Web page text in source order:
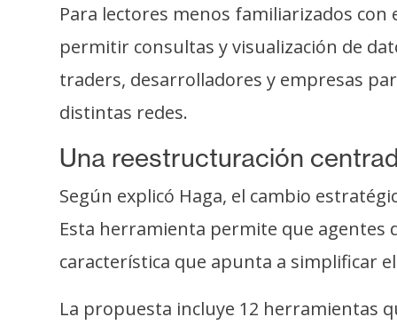
o
y
u
b
i
c
d
a
Para lectores menos familiarizados
permitir consultas y visualización de
traders, desarrolladores y empresas
distintas redes.
Una reestructuración
Según explicó Haga, el cambio
Esta herramienta permite que agentes
característica que apunta a simplificar
La propuesta incluye 12 herramientas